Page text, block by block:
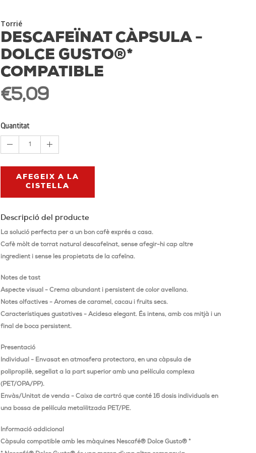
Torrié
DESCAFEÏNAT CÀPSULA -
DOLCE GUSTO®*
COMPATIBLE
€5,09
Quantitat
1
AFEGEIX A LA
CISTELLA
Descripció del producte
La solució perfecta per a un bon cafè exprés a casa.
Cafè mòlt de torrat natural descafeïnat, sense afegir-hi cap altre
ingredient i sense les propietats de la cafeïna.
Notes de tast
Aspecte visual - Crema abundant i persistent de color avellana.
Notes olfactives - Aromes de caramel, cacau i fruits secs.
Característiques gustatives - Acidesa elegant. És intens, amb cos mitjà i un
final de boca persistent.
Presentació
Individual - Envasat en atmosfera protectora, en una càpsula de
polipropilè, segellat a la part superior amb una pel·lícula complexa
(PET/OPA/PP).
Envàs/Unitat de venda - Caixa de cartró que conté 16 dosis individuals en
una bossa de pel·lícula metal·litzada PET/PE.
Informació addicional
Càpsula compatible amb les màquines Nescafé® Dolce Gusto® *